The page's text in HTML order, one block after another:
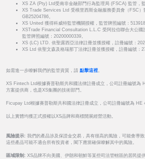
XS ZA (Pty) Ltd受南非金融部門行為監理局 (FSCA) 監管，
XS Trade Services Ltd 受模里西斯金融服務委員會（FSC）
GB25204786。
XS United 獲得科威特監管機關授權，監管牌照編號：513918
XSTrade Financial Consultation L.L.C 受阿拉伯聯合大公國
監管牌照編號：20200000339。
XS (LC) LTD. 依聖露西亞法律註冊並獲授權，註冊編號：
XS Ltd 依聖文森及格瑞那丁法律註冊並獲授權，註冊編號：
如需進一步瞭解我們的監管資質，請 點擊這裡
XS Fintech Ltd根據賽普勒斯共和國法律註冊成立，公司註冊編號為
方案提供商，也是XS集團的技術部門。
Ficupay Ltd根據賽普勒斯共和國法律註冊成立，公司註冊編號為 HE
以上實體均獲正式授權以XS品牌和商標開展經營活動。
風險提示: 我們的產品涉及保證金交易，具有很高的風險，可能會導致
這些產品可能不適合所有投資者，閣下應當確保瞭解其中的風險。
區域限制: XS品牌不向美國、伊朗和朝鮮等某些司法管轄區的居民提供